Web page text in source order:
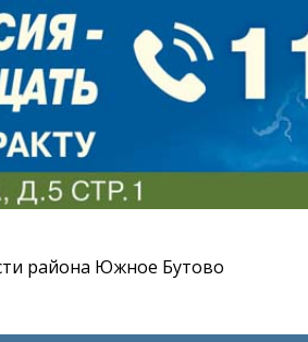
района Южное Бутово